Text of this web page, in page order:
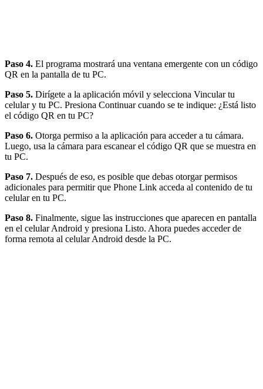
Paso 4. El programa mostrará una ventana emergente con un código
QR en la pantalla de tu PC.
Paso 5. Dirígete a la aplicación móvil y selecciona Vincular tu
celular y tu PC. Presiona Continuar cuando se te indique: ¿Está listo
el código QR en tu PC?
Paso 6. Otorga permiso a la aplicación para acceder a tu cámara.
Luego, usa la cámara para escanear el código QR que se muestra en
tu PC.
Paso 7. Después de eso, es posible que debas otorgar permisos
adicionales para permitir que Phone Link acceda al contenido de tu
celular en tu PC.
Paso 8. Finalmente, sigue las instrucciones que aparecen en pantalla
en el celular Android y presiona Listo. Ahora puedes acceder de
forma remota al celular Android desde la PC.